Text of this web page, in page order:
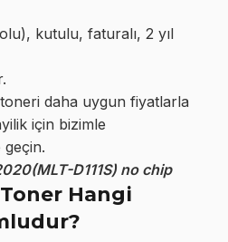
kutulu, faturalı, 2 yıl
daha uygun fiyatlarla
için bizimle
geçin.
D111S) no chip
Hangi